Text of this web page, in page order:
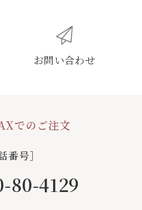
お問い合わせ
でのご注文
番号］
80-4129